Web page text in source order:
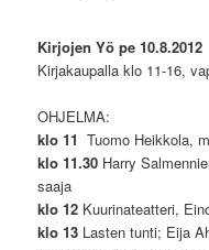
Kirjojen Yö pe 10.8.2012
Kirjakaupalla klo 11-16,
OHJELMA:
klo 11 Tuomo Heikkola,
klo 11.30 Harry
saaja
klo 12 Kuurinateatteri,
klo 13 Lasten tunti; Eija